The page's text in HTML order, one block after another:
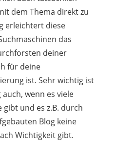
dem Thema direkt zu
erleichtert diese
das
deiner
für deine
ist. Sehr wichtig ist
wenn es viele
gibt und es z.B. durch
Blog keine
Wichtigkeit gibt.